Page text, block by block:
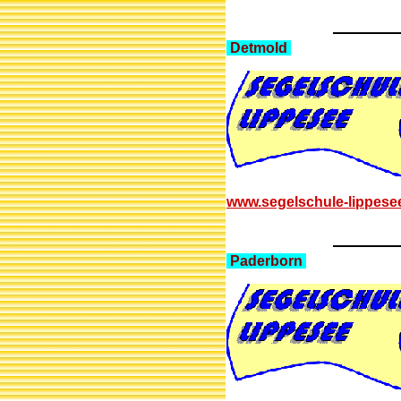
Detmold
www.segelschule-
Paderborn